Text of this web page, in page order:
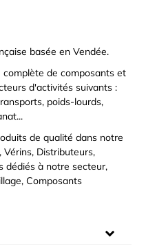
basée en Vendée.
de composants et
d'activités suivants :
poids-lourds,
de qualité dans notre
Distributeurs,
dédiés à notre secteur,
Composants